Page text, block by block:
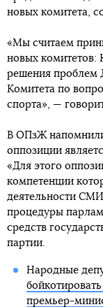
новых комитета,
«Мы считаем
новых комитетов:
решения проблем
Комитета по
спорта», —
В ОПзЖ
оппозиции
«Для этого
компетенции
деятельности
процедуры
средств
партии.
Народные
премьер-